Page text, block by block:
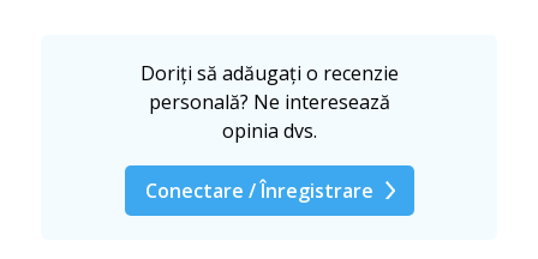
Doriți să adăugați o recenzie
personală? Ne interesează
opinia dvs.
Conectare / Înregistrare